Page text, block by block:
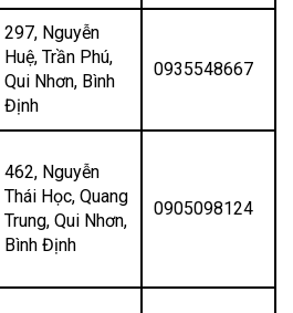
297, Nguyễn
Huệ, Trần Phú,
Qui Nhơn, Bình
Định
0935548667
462, Nguyễn
Thái Học, Quang
Trung, Qui Nhơn,
Bình Định
0905098124